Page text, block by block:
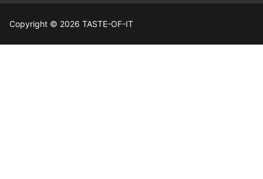
Copyright © 2026 TASTE-OF-IT